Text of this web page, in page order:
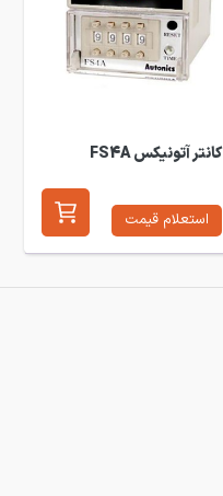
کانتر آتونیکس FS4A
استعلام قیمت